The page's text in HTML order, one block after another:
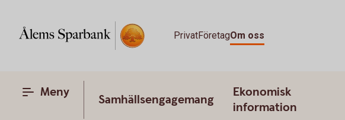
PrivatFöretagOm oss
Meny Samhällsengagemang
Ekonomisk
information